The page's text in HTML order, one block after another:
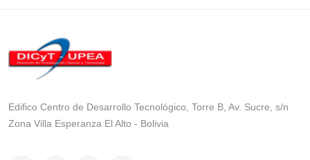
Edifico Centro de Desarrollo Tecnológico, Torre B, Av. Sucre, s/n
Zona Villa Esperanza El Alto - Bolivia